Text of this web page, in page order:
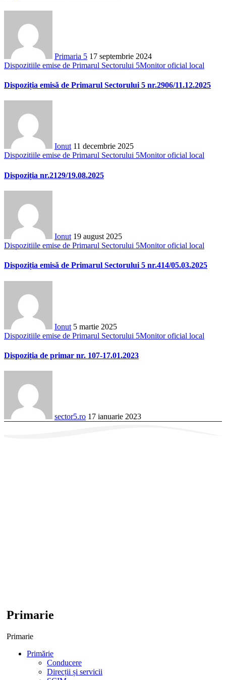
Primaria 5 17 septembrie 2024
Dispozitiile emise de Primarul Sectorului 5Monitor oficial local
Dispoziția emisă de Primarul Sectorului 5 nr.2906/11.12.2025
Ionut 11 decembrie 2025
Dispozitiile emise de Primarul Sectorului 5Monitor oficial local
Dispoziția nr.2129/19.08.2025
Ionut 19 august 2025
Dispozitiile emise de Primarul Sectorului 5Monitor oficial local
Dispoziția emisă de Primarul Sectorului 5 nr.414/05.03.2025
Ionut 5 martie 2025
Dispozitiile emise de Primarul Sectorului 5Monitor oficial local
Dispoziția de primar nr. 107-17.01.2023
sector5.ro 17 ianuarie 2023
Primarie
Primarie
Primărie
Conducere
Direcții și servicii